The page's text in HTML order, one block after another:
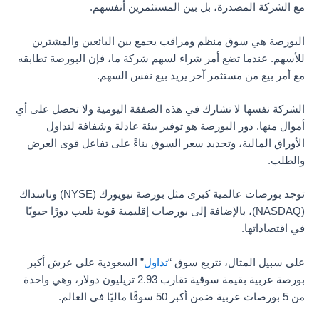
مع الشركة المصدرة، بل بين المستثمرين أنفسهم.
البورصة هي سوق منظم ومراقب يجمع بين البائعين والمشترين
للأسهم. عندما تضع أمر شراء لسهم شركة ما، فإن البورصة تطابقه
مع أمر بيع من مستثمر آخر يريد بيع نفس السهم.
الشركة نفسها لا تشارك في هذه الصفقة اليومية ولا تحصل على أي
أموال منها. دور البورصة هو توفير بيئة عادلة وشفافة لتداول
الأوراق المالية، وتحديد سعر السوق بناءً على تفاعل قوى العرض
والطلب.
توجد بورصات عالمية كبرى مثل بورصة نيويورك (NYSE) وناسداك
(NASDAQ)، بالإضافة إلى بورصات إقليمية قوية تلعب دورًا حيويًا
في اقتصاداتها.
على سبيل المثال، تتربع سوق “تداول” السعودية على عرش أكبر
بورصة عربية بقيمة سوقية تقارب 2.93 تريليون دولار، وهي واحدة
من 5 بورصات عربية ضمن أكبر 50 سوقًا ماليًا في العالم.